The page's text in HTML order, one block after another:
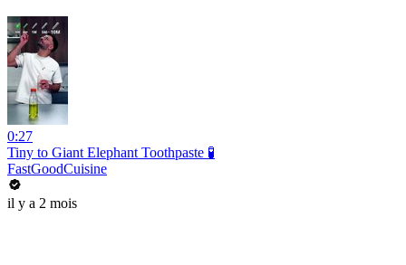
0:27
Tiny to Giant Elephant Toothpaste 🧪
FastGoodCuisine
il y a 2 mois